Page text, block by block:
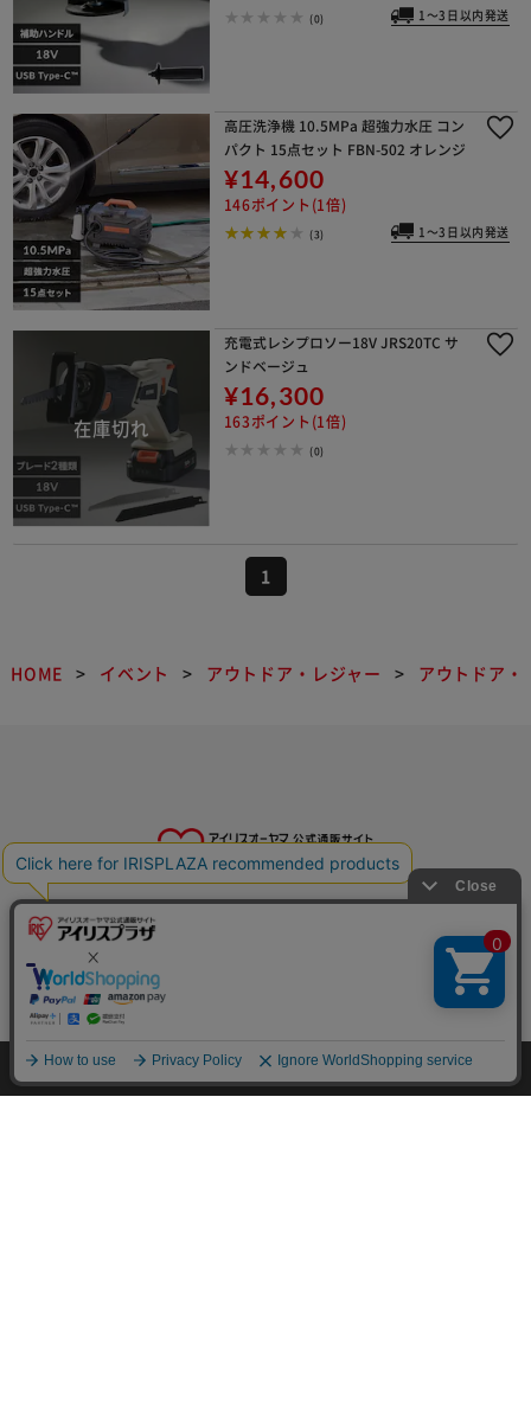
(0) 1～3日以内発送
高圧洗浄機 10.5MPa 超強力水圧 コン
パクト 15点セット FBN-502 オレンジ
¥14,600
146ポイント(1倍)
(3) 1～3日以内発送
充電式レシプロソー18V JRS20TC サ
ンドベージュ
¥16,300
163ポイント(1倍)
(0)
1
HOME イベント アウトドア・レジャー アウトドア・
特定商取引法に基づく通信販売業者の表示
セキュリティ・プライバシーポリシー
HOME 探す ログイン お気に入り お知らせ